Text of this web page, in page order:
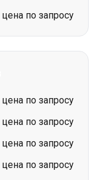
цена по запросу
цена по запросу
цена по запросу
цена по запросу
цена по запросу